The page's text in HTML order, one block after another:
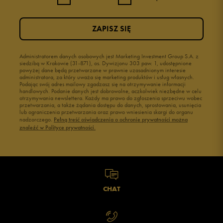
Administratorem danych osobowych jest Marketing Investment Group S.A. z
siedzibą w Krakowie (31-871), os. Dywizjonu 303 paw. 1, udostępnione
powyżej dane będą przetwarzane w prawnie uzasadnionym interesie
administratora, za który uważa się marketing produktów i usług własnych.
Podając swój adres mailowy zgadzasz się na otrzymywanie informacji
handlowych. Podanie danych jest dobrowolne, aczkolwiek niezbędne w celu
otrzymywania newslettera. Każdy ma prawo do zgłoszenia sprzeciwu wobec
przetwarzania, a także żądania dostępu do danych, sprostowania, usunięcia
lub ograniczenia przetwarzania oraz prawo wniesienia skargi do organu
nadzorczego. Pełną treść oświadczenia o ochronie prywatności można
znaleźć w Polityce prywatności.
ZAPISZ SIĘ
CHAT